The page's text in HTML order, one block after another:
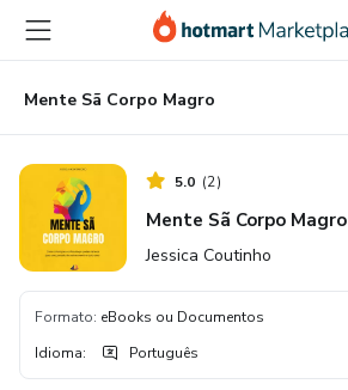
para
conteúdo
principal
para
pagamento
para
rodapé
Mente Sã Corpo Magro
5.0 (2)
Mente Sã Corpo Magro
Jessica Coutinho
Formato: eBooks ou Documentos
Idioma: Português